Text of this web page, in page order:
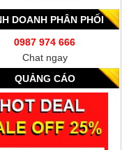
DOANH PHÂN PHỐI
0987 974 666
Chat ngay
QUẢNG CÁO